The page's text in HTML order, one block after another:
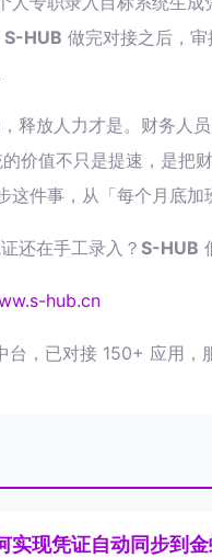
S-HUB 做完对接之后，
释放人力才是。财务人
价值不只是提速，是把
这件事，从「每个月底加
还在手工录入？ S-HUB
hub.cn
台，已对接 150+ 应用，
实现凭证自动同步到金